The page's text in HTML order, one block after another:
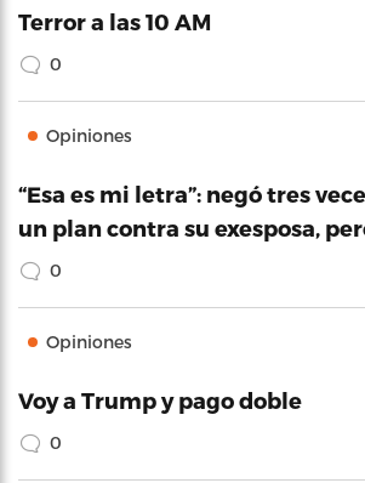
Terror a las 10 AM
0
Opiniones
“Esa es mi letra”: negó tres
un plan contra su exesposa,
0
Opiniones
Voy a Trump y pago doble
0